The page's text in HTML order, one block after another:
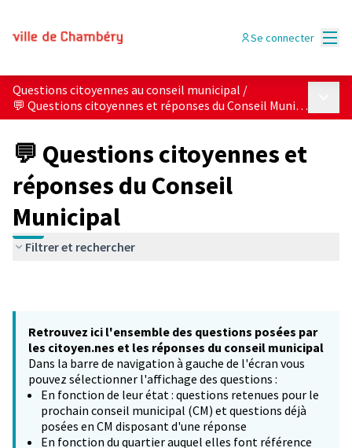
Se connecter
Questions citoyennes au conseil municipal /
💬 Questions citoyennes et réponses du Conseil Municipal
💬 Questions citoyennes et
réponses du Conseil
Municipal
Filtrer et rechercher
Retrouvez ici l'ensemble des questions posées par
les citoyen.nes et les réponses du conseil municipal
Dans la barre de navigation à gauche de l'écran vous
pouvez sélectionner l'affichage des questions :
En fonction de leur état : questions retenues pour le
prochain conseil municipal (CM) et questions déjà
posées en CM disposant d'une réponse
En fonction du quartier auquel elles font référence